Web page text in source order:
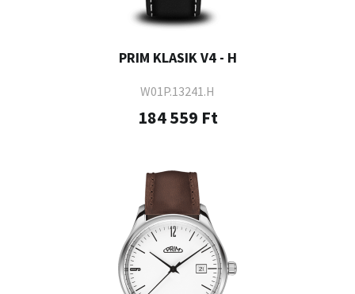
PRIM KLASIK V4 - H
W01P.13241.H
184 559 Ft